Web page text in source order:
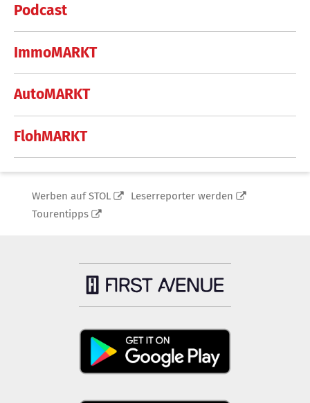
Podcast
ImmoMARKT
AutoMARKT
FlohMARKT
Werben auf STOL
Leserreporter werden
Tourentipps